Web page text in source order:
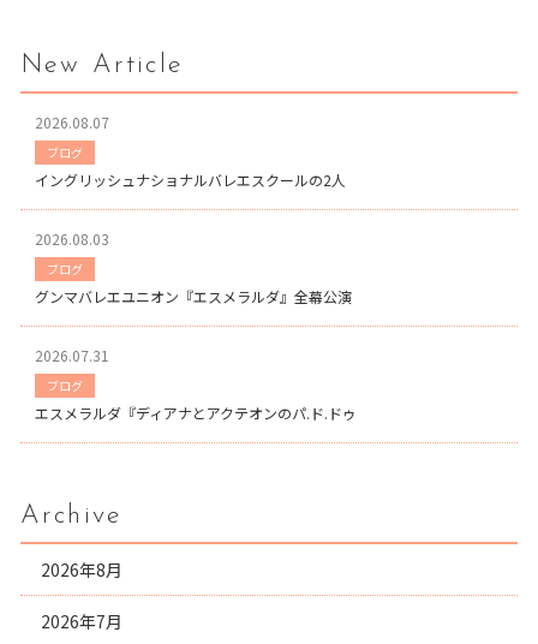
New Article
2026.08.07
ブログ
イングリッシュナショナルバレエスクールの2人
2026.08.03
ブログ
グンマバレエユニオン『エスメラルダ』全幕公演
2026.07.31
ブログ
エスメラルダ『ディアナとアクテオンのパ.ド.ドゥ
Archive
2026年8月
2026年7月